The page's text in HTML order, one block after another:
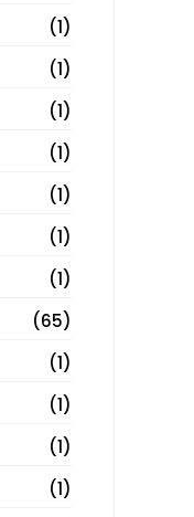
(1)
(1)
(1)
(1)
(1)
(1)
(1)
(65)
(1)
(1)
(1)
(1)